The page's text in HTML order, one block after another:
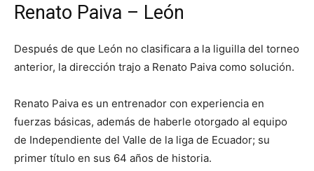
Renato Paiva – León
Después de que León no clasificara a la liguilla del torneo
anterior, la dirección trajo a Renato Paiva como solución.
Renato Paiva es un entrenador con experiencia en
fuerzas básicas, además de haberle otorgado al equipo
de Independiente del Valle de la liga de Ecuador; su
primer título en sus 64 años de historia.